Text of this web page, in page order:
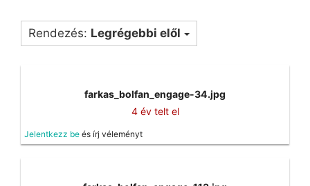
Rendezés: Legrégebbi elől
farkas_bolfan_engage-34.jpg
4 év telt el
Jelentkezz be és írj véleményt